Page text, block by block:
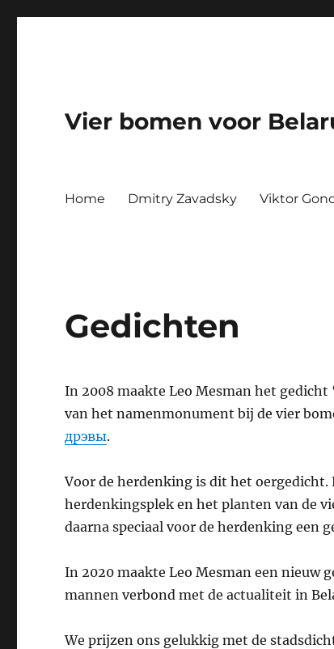
Vier bomen voor
Home Dmitry Zavadsky Viktor
Gedichten
In 2008 maakte Leo Mesman het
van het namenmonument bij de vier
дрэвы.
Voor de herdenking is dit het oergedicht.
herdenkingsplek en het planten van de
daarna speciaal voor de herdenking een
In 2020 maakte Leo Mesman een nieuw
mannen verbond met de actualiteit in
We prijzen ons gelukkig met de